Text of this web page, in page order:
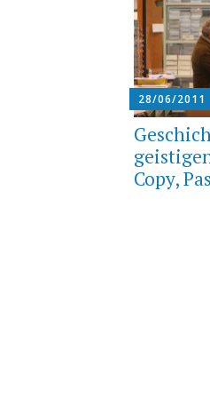
28/06/2011
Copy,